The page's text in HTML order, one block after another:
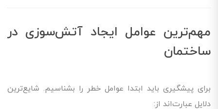
مهم‌ترین عوامل ایجاد آتش‌سوزی در
ساختمان
برای پیشگیری باید ابتدا عوامل خطر را بشناسیم. شایع‌ترین
دلایل عبارت‌اند از: